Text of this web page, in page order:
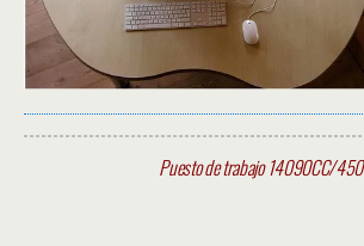
Puesto de trabajo 14090CC/450